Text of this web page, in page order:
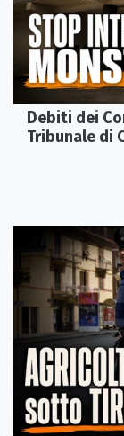
Debiti dei
Tribunale di